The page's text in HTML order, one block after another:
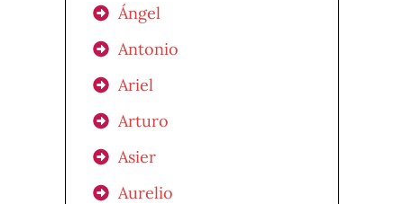
Ángel
Antonio
Ariel
Arturo
Asier
Aurelio